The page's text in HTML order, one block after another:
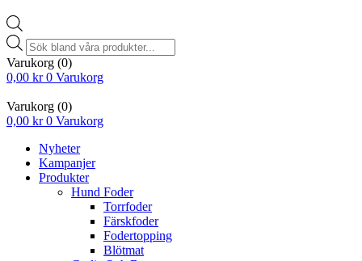
Products
search
Varukorg (0)
0,00 kr 0 Varukorg
Varukorg (0)
0,00 kr 0 Varukorg
Nyheter
Kampanjer
Produkter
Hund Foder
Torrfoder
Färskfoder
Fodertopping
Blötmat